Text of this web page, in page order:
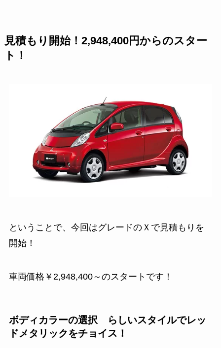
見積もり開始！2,948,400円からのスター
ト！
ということで、今回はグレードのＸで見積もりを
開始！
車両価格￥2,948,400～のスタートです！
ボディカラーの選択 らしいスタイルでレッ
ドメタリックをチョイス！